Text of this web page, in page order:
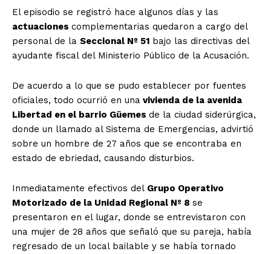
El episodio se registró hace algunos días y las
actuaciones complementarias quedaron a cargo del
personal de la Seccional Nº 51 bajo las directivas del
ayudante fiscal del Ministerio Público de la Acusación.
De acuerdo a lo que se pudo establecer por fuentes
oficiales, todo ocurrió en una vivienda de la avenida
Libertad en el barrio Güemes de la ciudad siderúrgica,
donde un llamado al Sistema de Emergencias, advirtió
sobre un hombre de 27 años que se encontraba en
estado de ebriedad, causando disturbios.
Inmediatamente efectivos del Grupo Operativo
Motorizado de la Unidad Regional Nº 8 se
presentaron en el lugar, donde se entrevistaron con
una mujer de 28 años que señaló que su pareja, había
regresado de un local bailable y se había tornado